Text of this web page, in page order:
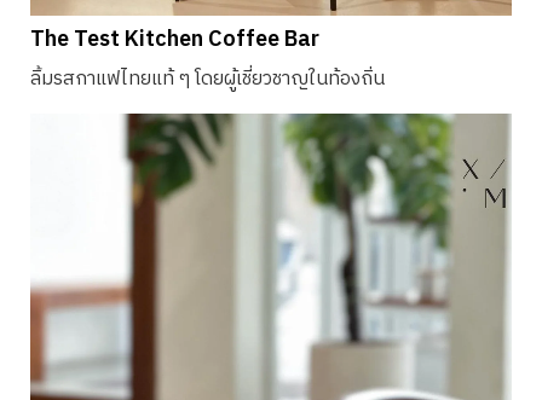
The Test Kitchen Coffee Bar
ลิ้มรสกาแฟไทยแท้ ๆ โดยผู้เชี่ยวชาญในท้องถิ่น